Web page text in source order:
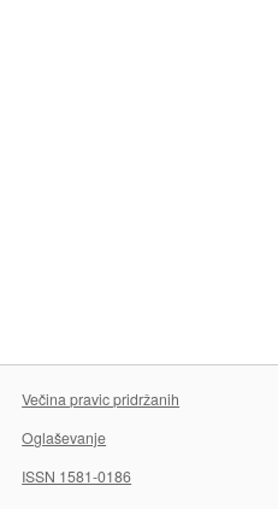
Večina pravic pridržanih
Oglaševanje
ISSN 1581-0186